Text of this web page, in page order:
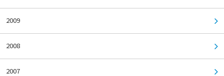
2009
2008
2007